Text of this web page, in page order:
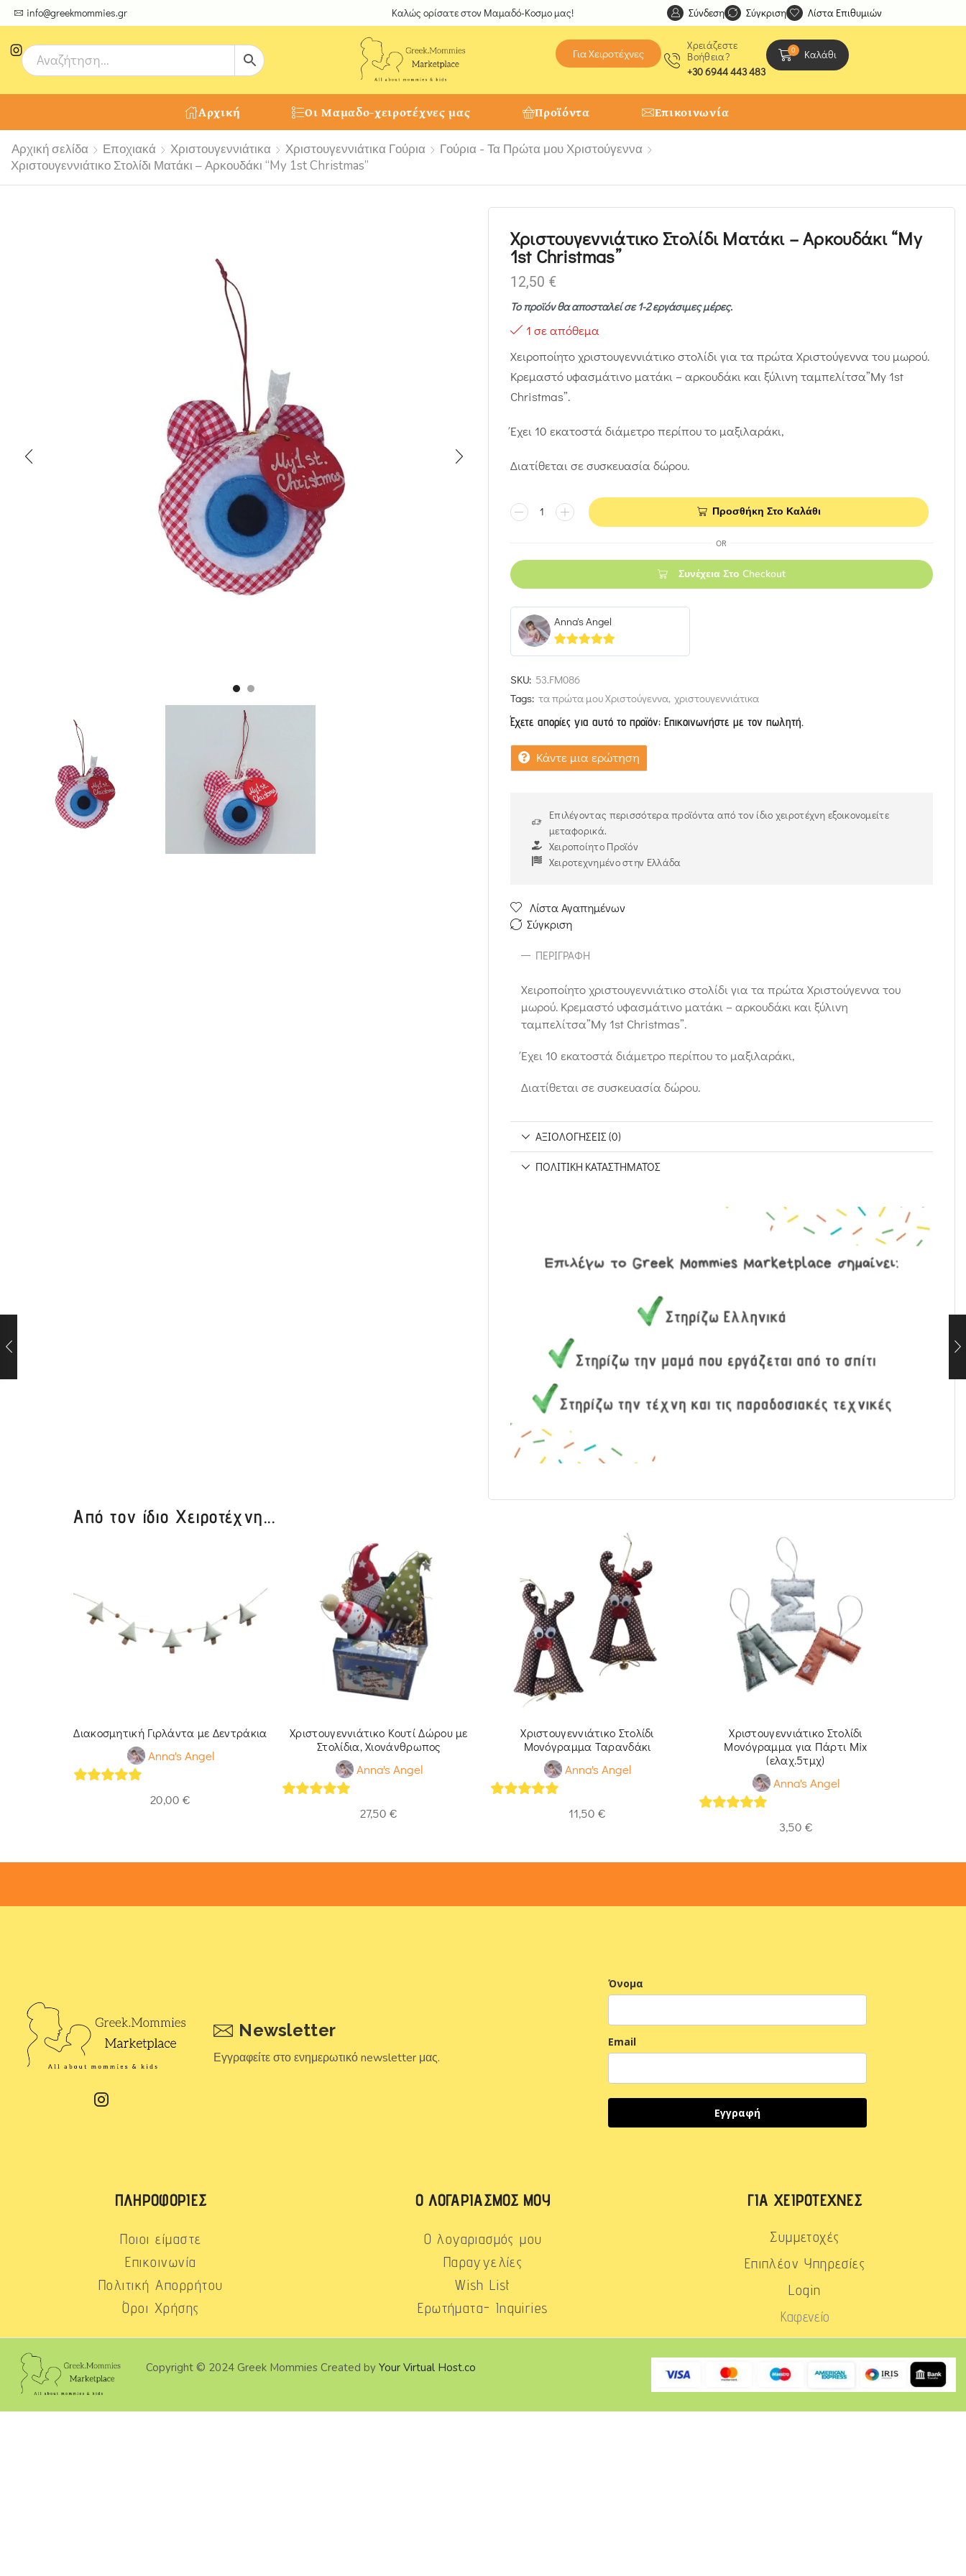
info@greekmommies.gr
μοναδικές δημιουργίες από τους Χειροτέχνες μας! Καλώς ορίσατε στον Μαμαδό-Κοσμο μας! Ανακαλύψτε μοναδικές δημιουργίες από τους
Σύνδεση Σύγκριση Λίστα Επιθυμιών
Για Χειροτέχνες
Χρειάζεστε
Βοήθεια?
+30 6944 443 483
0 Καλάθι
Αρχική Οι Μαμαδο-χειροτέχνες μας Προϊόντα Επικοινωνία
Αρχική σελίδα Εποχιακά Χριστουγεννιάτικα Χριστουγεννιάτικα Γούρια
Γούρια - Τα Πρώτα μου Χριστούγεννα
Χριστουγεννιάτικο Στολίδι Ματάκι – Αρκουδάκι “My 1st Christmas”
Χριστουγεννιάτικο Στολίδι Ματάκι – Αρκουδάκι “My
1st Christmas”
12,50 €
Το προϊόν θα αποσταλεί σε 1-2 εργάσιμες μέρες.
1 σε απόθεμα
Χειροποίητο χριστουγεννιάτικο στολίδι για τα πρώτα Χριστούγεννα του μωρού.
Κρεμαστό υφασμάτινο ματάκι – αρκουδάκι και ξύλινη ταμπελίτσα”My 1st
Christmas”.
Έχει 10 εκατοστά διάμετρο περίπου το μαξιλαράκι,
Διατίθεται σε συσκευασία δώρου.
Προσθήκη Στο Καλάθι
OR
Συνέχεια Στο Checkout
Anna's Angel
5out of 5
SKU: 53.FM086
Tags: τα πρώτα μου Χριστούγεννα, χριστουγεννιάτικα
Έχετε απορίες για αυτό το προϊόν; Επικοινωνήστε με τον πωλητή.
Κάντε μια ερώτηση
Επιλέγοντας περισσότερα προϊόντα από τον ίδιο χειροτέχνη εξοικονομείτε
μεταφορικά.
Χειροποίητο Προϊόν
Χειροτεχνημένο στην Ελλάδα
Λίστα Αγαπημένων
Σύγκριση
ΠΕΡΙΓΡΑΦΉ
Χειροποίητο χριστουγεννιάτικο στολίδι για τα πρώτα Χριστούγεννα του
μωρού. Κρεμαστό υφασμάτινο ματάκι – αρκουδάκι και ξύλινη
ταμπελίτσα”My 1st Christmas”.
Έχει 10 εκατοστά διάμετρο περίπου το μαξιλαράκι,
Διατίθεται σε συσκευασία δώρου.
ΑΞΙΟΛΟΓΉΣΕΙΣ (0)
ΠΟΛΙΤΙΚΉ ΚΑΤΑΣΤΉΜΑΤΟΣ
Από τον ίδιο Χειροτέχνη...
Διακοσμητική Γιρλάντα με Δεντράκια
Anna's Angel
20,00 €
Χριστουγεννιάτικο Κουτί Δώρου με
Στολίδια, Χιονάνθρωπος
Anna's Angel
27,50 €
Χριστουγεννιάτικο Στολίδι
Μονόγραμμα Ταρανδάκι
Anna's Angel
11,50 €
Χριστουγεννιάτικο Στολίδι
Μονόγραμμα για Πάρτι Mix
(ελαχ.5τμχ)
Anna's Angel
3,50 €
Newsletter
Εγγραφείτε στο ενημερωτικό newsletter μας.
Όνομα
Email
Εγγραφή
ΠΛΗΡΟΦΟΡΊΕΣ
Ποιοι είμαστε
Επικοινωνία
Πολιτική Απορρήτου
Όροι Χρήσης
Ο ΛΟΓΑΡΙΑΣΜΌΣ ΜΟΥ
Ο λογαριασμός μου
Παραγγελίες
Wish List
Ερωτήματα- Inquiries
ΓΙΑ ΧΕΙΡΟΤΈΧΝΕΣ
Συμμετοχές
Επιπλέον Υπηρεσίες
Login
Καφενείο
Copyright © 2024 Greek Mommies Created byYour Virtual Host.co